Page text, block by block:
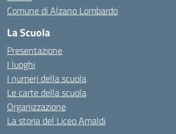
Comune di Alzano Lombardo
La Scuola
Presentazione
I luoghi
I numeri della scuola
Le carte della scuola
Organizzazione
La storia del Liceo Amaldi